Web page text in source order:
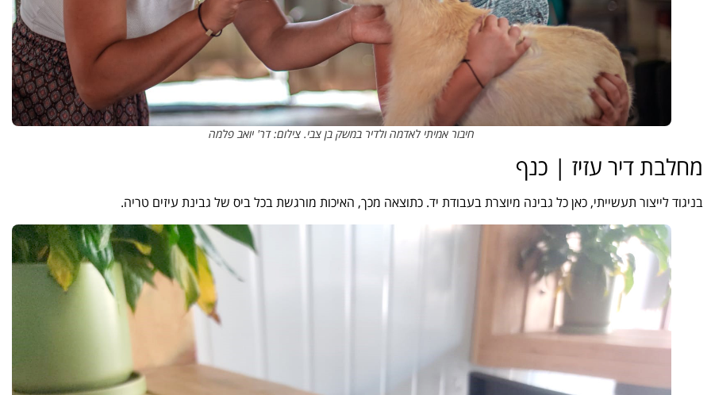
חיבור אמיתי לאדמה ולדיר במשק בן צבי. צילום: דר' יואב פלמה
מחלבת דיר עזיז | כנף
בניגוד לייצור תעשייתי, כאן כל גבינה מיוצרת בעבודת יד. כתוצאה מכך, האיכות מורגשת בכל ביס של גבינת עיזים טריה.